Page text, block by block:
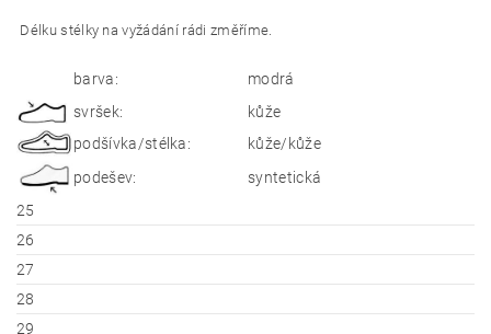
Délku stélky na vyžádání rádi změříme.
barva:
modrá
svršek:
kůže
podšívka/stélka:
kůže/kůže
podešev:
syntetická
25
26
27
28
29